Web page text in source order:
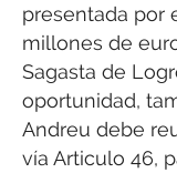
presentada por
millones de
Sagasta de
oportunidad,
Andreu debe
vía Articulo 46,